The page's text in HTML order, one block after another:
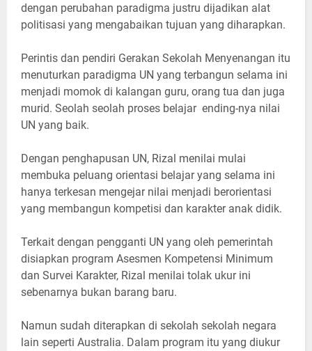
dengan perubahan paradigma justru dijadikan alat
politisasi yang mengabaikan tujuan yang diharapkan.
Perintis dan pendiri Gerakan Sekolah Menyenangan itu
menuturkan paradigma UN yang terbangun selama ini
menjadi momok di kalangan guru, orang tua dan juga
murid. Seolah seolah proses belajar ending-nya nilai
UN yang baik.
Dengan penghapusan UN, Rizal menilai mulai
membuka peluang orientasi belajar yang selama ini
hanya terkesan mengejar nilai menjadi berorientasi
yang membangun kompetisi dan karakter anak didik.
Terkait dengan pengganti UN yang oleh pemerintah
disiapkan program Asesmen Kompetensi Minimum
dan Survei Karakter, Rizal menilai tolak ukur ini
sebenarnya bukan barang baru.
Namun sudah diterapkan di sekolah sekolah negara
lain seperti Australia. Dalam program itu yang diukur